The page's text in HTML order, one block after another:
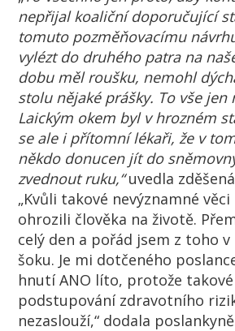
nepřijal koaliční doporučující
tomuto pozměňovacímu
vylézt do druhého patra na
dobu měl roušku, nemohl
stolu nějaké prášky. To vše jen
Laickým okem byl v hrozném
se ale i přítomní lékaři, že v
někdo donucen jít do
zvednout ruku,“uvedla
„Kvůli takové nevýznamné
ohrozili člověka na životě.
celý den a pořád jsem z toho
šoku. Je mi dotčeného
hnutí ANO líto, protože takové
podstupování zdravotního
nezaslouží,“ dodala